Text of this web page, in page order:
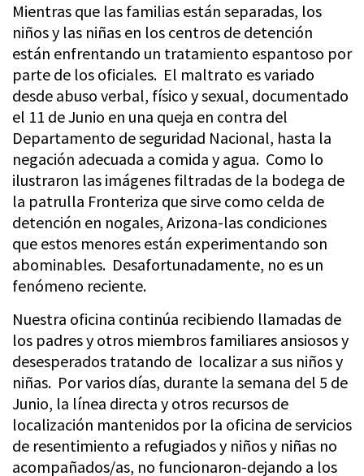
Mientras que las familias están separadas, los
niños y las niñas en los centros de detención
están enfrentando un tratamiento espantoso por
parte de los oficiales. El maltrato es variado
desde abuso verbal, físico y sexual, documentado
el 11 de Junio en una queja en contra del
Departamento de seguridad Nacional, hasta la
negación adecuada a comida y agua. Como lo
ilustraron las imágenes filtradas de la bodega de
la patrulla Fronteriza que sirve como celda de
detención en nogales, Arizona-las condiciones
que estos menores están experimentando son
abominables. Desafortunadamente, no es un
fenómeno reciente.
Nuestra oficina continúa recibiendo llamadas de
los padres y otros miembros familiares ansiosos y
desesperados tratando de localizar a sus niños y
niñas. Por varios días, durante la semana del 5 de
Junio, la línea directa y otros recursos de
localización mantenidos por la oficina de servicios
de resentimiento a refugiados y niños y niñas no
acompañados/as, no funcionaron-dejando a los